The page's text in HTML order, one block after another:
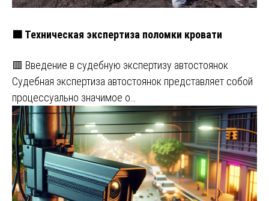
🟧 Техническая экспертиза поломки кровати
🟥 Введение в судебную экспертизу автостоянок
Судебная экспертиза автостоянок представляет собой
процессуально значимое о…